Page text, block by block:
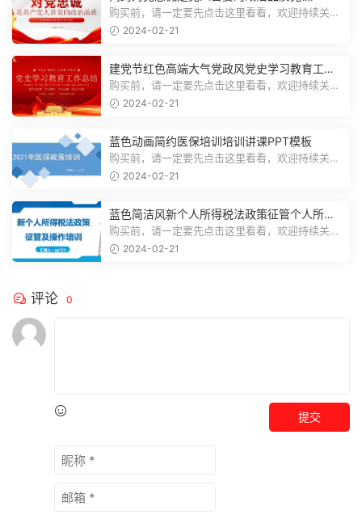
模板
购买前，请一定要先点击这里看看，欢迎持续关
注，精彩模板每天推送预览结束，一共1...
2024-02-21
建党节红色高端大气党政风党史学习教育工作
总结主题PPT模板
购买前，请一定要先点击这里看看，欢迎持续关
注，精彩模板每天推送预览结束，一共2...
2024-02-21
蓝色动画简约医保培训培训讲课PPT模板
购买前，请一定要先点击这里看看，欢迎持续关
注，精彩模板每天推送预览结束，一共3...
2024-02-21
蓝色简洁风新个人所得税法政策征管个人所得
税PPT模板
购买前，请一定要先点击这里看看，欢迎持续关
注，精彩模板每天推送预览结束，一共7...
2024-02-21
评论 0
提交